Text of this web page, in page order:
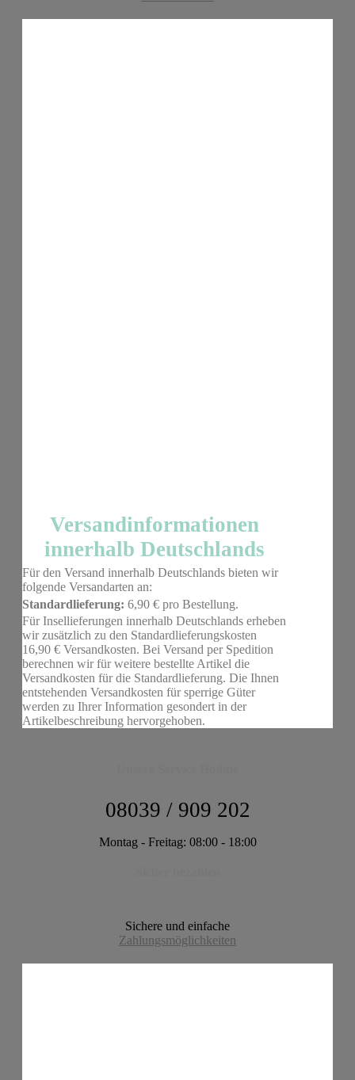
Versandinformationen
innerhalb Deutschlands
Für den Versand innerhalb Deutschlands bieten wir
folgende Versandarten an:
Standardlieferung: 6,90 € pro Bestellung.
Für Insellieferungen innerhalb Deutschlands erheben
wir zusätzlich zu den Standardlieferungskosten
16,90 € Versandkosten. Bei Versand per Spedition
berechnen wir für weitere bestellte Artikel die
Versandkosten für die Standardlieferung. Die Ihnen
entstehenden Versandkosten für sperrige Güter
werden zu Ihrer Information gesondert in der
Artikelbeschreibung hervorgehoben.
08039 / 909 202
Montag - Freitag: 08:00 - 18:00
Sichere und einfache
Zahlungsmöglichkeiten